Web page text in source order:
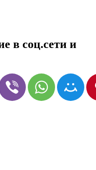
в соц.сети и